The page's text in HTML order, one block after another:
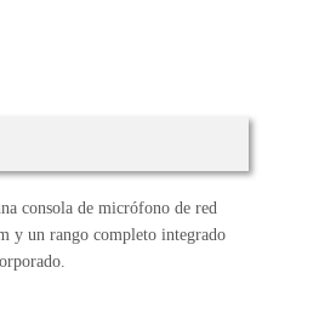
consola de micrófono de red
y un rango completo integrado